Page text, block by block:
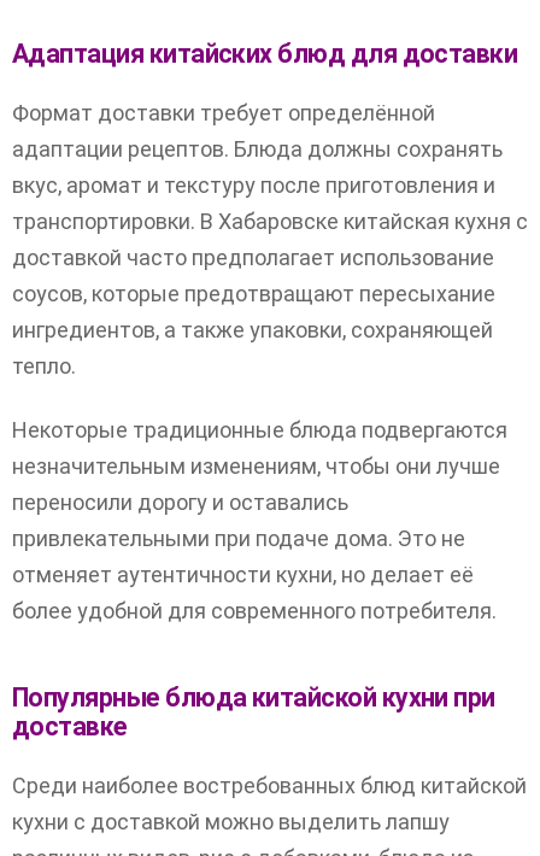
Адаптация китайских блюд для доставки
Формат доставки требует определённой
адаптации рецептов. Блюда должны сохранять
вкус, аромат и текстуру после приготовления и
транспортировки. В Хабаровске китайская кухня с
доставкой часто предполагает использование
соусов, которые предотвращают пересыхание
ингредиентов, а также упаковки, сохраняющей
тепло.
Некоторые традиционные блюда подвергаются
незначительным изменениям, чтобы они лучше
переносили дорогу и оставались
привлекательными при подаче дома. Это не
отменяет аутентичности кухни, но делает её
более удобной для современного потребителя.
Популярные блюда китайской кухни при
доставке
Среди наиболее востребованных блюд китайской
кухни с доставкой можно выделить лапшу